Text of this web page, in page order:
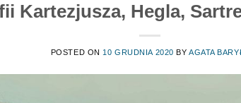
Kartezjusza, Hegla,
POSTED ON 10 GRUDNIA 2020 BYAGATA